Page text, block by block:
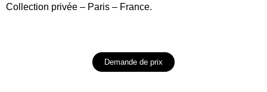
Collection privée – Paris – France.
Demande de prix